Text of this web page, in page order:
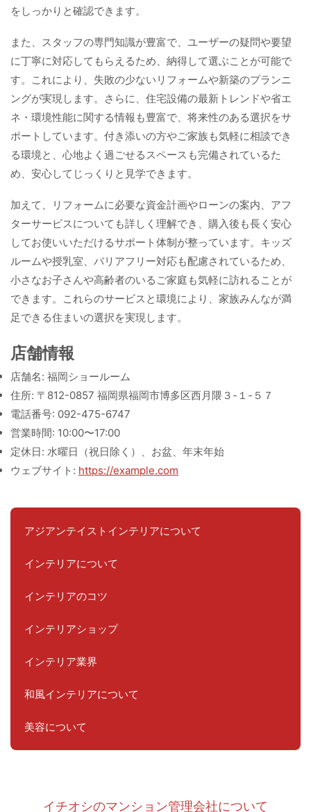
をしっかりと確認できます。
また、スタッフの専門知識が豊富で、ユーザーの疑問や要望
に丁寧に対応してもらえるため、納得して選ぶことが可能で
す。これにより、失敗の少ないリフォームや新築のプランニ
ングが実現します。さらに、住宅設備の最新トレンドや省エ
ネ・環境性能に関する情報も豊富で、将来性のある選択をサ
ポートしています。付き添いの方やご家族も気軽に相談でき
る環境と、心地よく過ごせるスペースも完備されているた
め、安心してじっくりと見学できます。
加えて、リフォームに必要な資金計画やローンの案内、アフ
ターサービスについても詳しく理解でき、購入後も長く安心
してお使いいただけるサポート体制が整っています。キッズ
ルームや授乳室、バリアフリー対応も配慮されているため、
小さなお子さんや高齢者のいるご家庭も気軽に訪れることが
できます。これらのサービスと環境により、家族みんなが満
足できる住まいの選択を実現します。
店舗情報
店舗名: 福岡ショールーム
住所: 〒812-0857 福岡県福岡市博多区西月隈３-１-５７
電話番号: 092-475-6747
営業時間: 10:00〜17:00
定休日: 水曜日（祝日除く）、お盆、年末年始
ウェブサイト: https://example.com
アジアンテイストインテリアについて
インテリアについて
インテリアのコツ
インテリアショップ
インテリア業界
和風インテリアについて
美容について
イチオシのマンション管理会社について